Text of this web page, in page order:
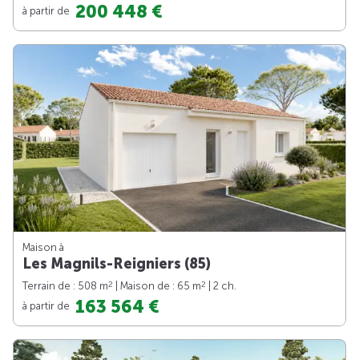
à partir de 200 448 €
Maison à
Les Magnils-Reigniers (85)
Terrain de : 508 m2 | Maison de : 65 m2
| 2 ch.
à partir de 163 564 €